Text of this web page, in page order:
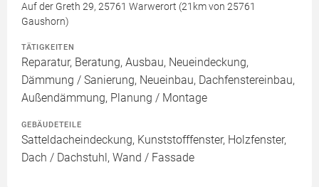
Auf der Greth 29, 25761 Warwerort (21km von 25761
Gaushorn)
TÄTIGKEITEN
Reparatur, Beratung, Ausbau, Neueindeckung,
Dämmung / Sanierung, Neueinbau, Dachfenstereinbau,
Außendämmung, Planung / Montage
GEBÄUDETEILE
Satteldacheindeckung, Kunststofffenster, Holzfenster,
Dach / Dachstuhl, Wand / Fassade